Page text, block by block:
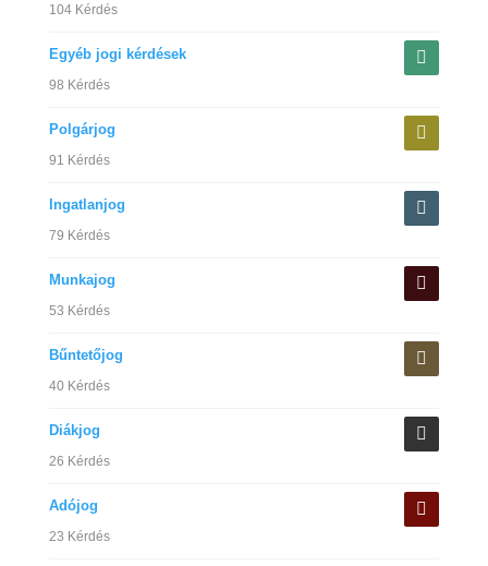
104 Kérdés
Egyéb jogi kérdések
98 Kérdés
Polgárjog
91 Kérdés
Ingatlanjog
79 Kérdés
Munkajog
53 Kérdés
Bűntetőjog
40 Kérdés
Diákjog
26 Kérdés
Adójog
23 Kérdés